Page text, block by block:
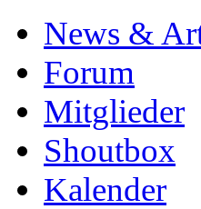
News &
Forum
Mitglieder
Shoutbox
Kalender